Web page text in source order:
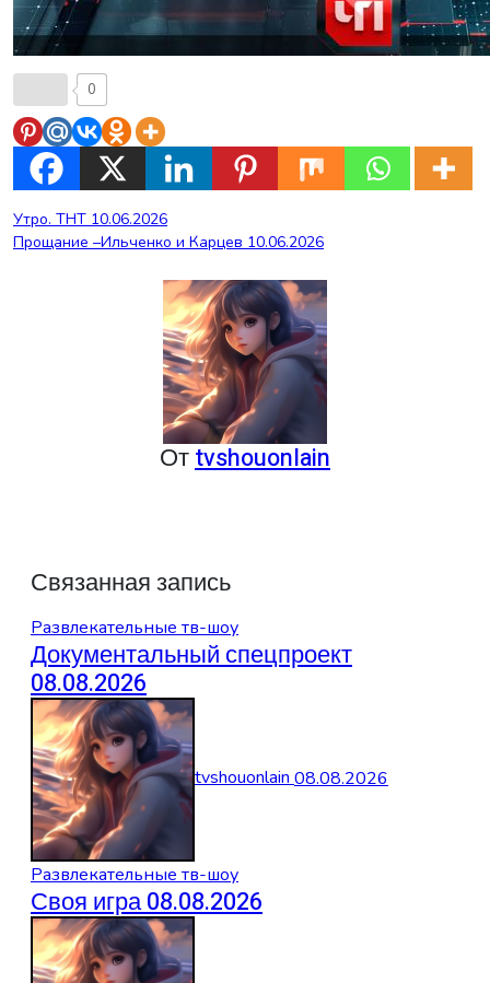
0
Навигация
по
Утро. ТНТ 10.06.2026
Прощание –Ильченко и Карцев 10.06.2026
Отtvshouonlain
Связанная запись
Развлекательные тв-шоу
Документальный спецпроект
08.08.2026
tvshouonlain08.08.2026
Развлекательные тв-шоу
Своя игра 08.08.2026